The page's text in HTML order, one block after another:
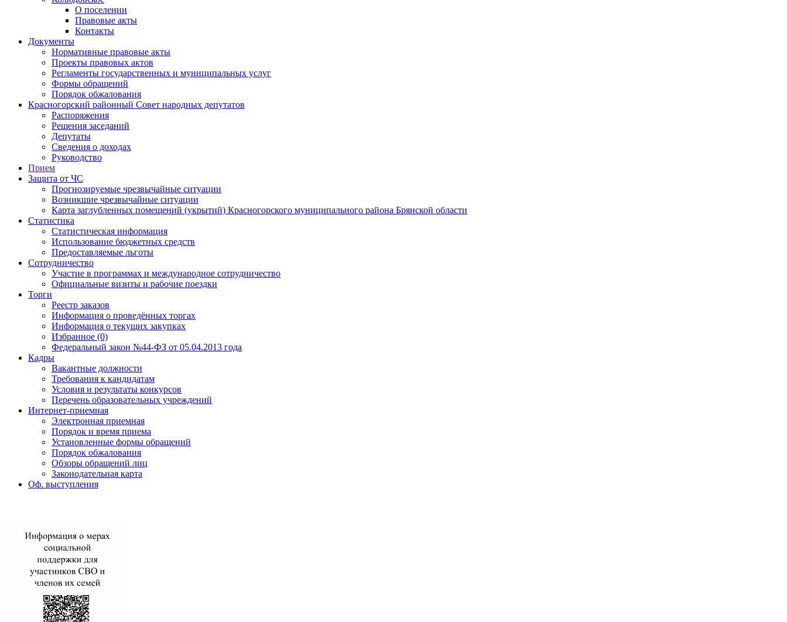
О поселении
Правовые акты
Контакты
Документы
Нормативные правовые акты
Проекты правовых актов
Регламенты государственных и муниципальных услуг
Формы обращений
Порядок обжалования
Красногорский районный Совет народных депутатов
Распоряжения
Решения заседаний
Депутаты
Сведения о доходах
Руководство
Прием
Защита от ЧС
Прогнозируемые чрезвычайные ситуации
Возникшие чрезвычайные ситуации
Карта заглубленных помещений (укрытий) Красногорского муниципального района Брянской области
Статистика
Статистическая информация
Использование бюджетных средств
Предоставляемые льготы
Сотрудничество
Участие в программах и международное сотрудничество
Официальные визиты и рабочие поездки
Торги
Реестр заказов
Информация о проведённых торгах
Информация о текущих закупках
Избранное (0)
Федеральный закон №44-ФЗ от 05.04.2013 года
Кадры
Вакантные должности
Требования к кандидатам
Условия и результаты конкурсов
Перечень образовательных учреждений
Интернет-приемная
Электронная приемная
Порядок и время приема
Установленные формы обращений
Порядок обжалования
Обзоры обращений лиц
Законодательная карта
Оф. выступления